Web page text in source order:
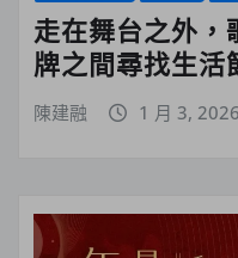
走在舞台之外，
牌之間尋找生活
陳建融 1 月 3, 2026